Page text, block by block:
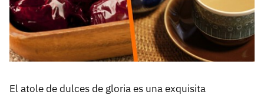
El atole de dulces de gloria es una exquisita